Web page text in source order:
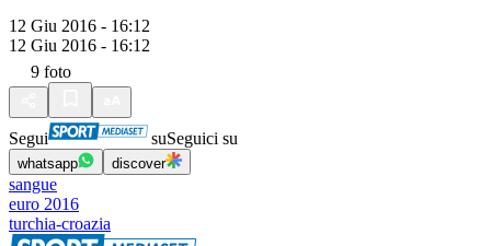
12 Giu 2016 - 16:12
12 Giu 2016 - 16:12
9 foto
Segui suSeguici su
whatsapp discover
sangue
euro 2016
turchia-croazia